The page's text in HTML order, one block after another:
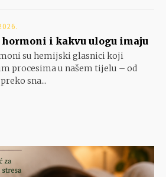
hormoni i kakvu ulogu imaju
su hemijski glasnici koji
procesima u našem tijelu – od
sna...